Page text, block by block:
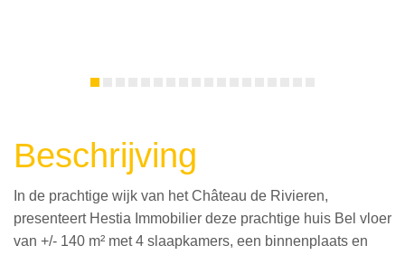
Beschrijving
In de prachtige wijk van het Château de Rivieren,
presenteert Hestia Immobilier deze prachtige huis Bel vloer
van +/- 140 m² met 4 slaapkamers, een binnenplaats en